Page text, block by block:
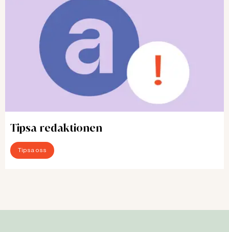
Tipsa redaktionen
Tipsa oss